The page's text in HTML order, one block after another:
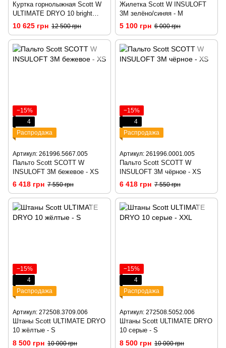
Куртка горнолыжная Scott W
ULTIMATE DRYO 10 bright
blue/majolica blue - S
10 625 грн 12 500 грн
Жилетка Scott W INSULOFT
3M зелёно/синяя - M
5 100 грн 6 000 грн
−15%
4
Распродажа
Артикул: 261996.5667.005
Пальто Scott SCOTT W
INSULOFT 3M бежевое - XS
6 418 грн 7 550 грн
−15%
4
Распродажа
Артикул: 261996.0001.005
Пальто Scott SCOTT W
INSULOFT 3M чёрное - XS
6 418 грн 7 550 грн
−15%
4
Распродажа
Артикул: 272508.3709.006
Штаны Scott ULTIMATE DRYO
10 жёлтые - S
8 500 грн 10 000 грн
−15%
4
Распродажа
Артикул: 272508.5052.006
Штаны Scott ULTIMATE DRYO
10 серые - S
8 500 грн 10 000 грн